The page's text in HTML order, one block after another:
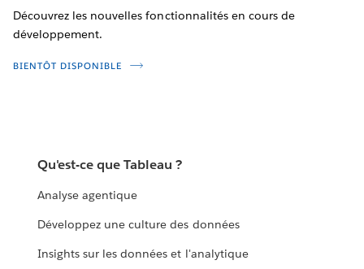
Découvrez les nouvelles fonctionnalités en cours de
développement.
BIENTÔT DISPONIBLE
Qu'est-ce que Tableau ?
Analyse agentique
Développez une culture des données
Insights sur les données et l'analytique